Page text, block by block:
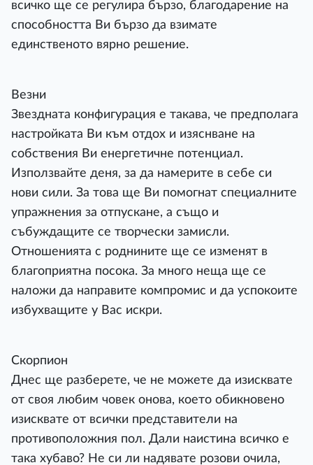
всичко ще се регулира бързо, благодарение на
способността Ви бързо да взимате
единственото вярно решение.
Везни
Звездната конфигурация е такава, че предполага
настройката Ви към отдох и изяснване на
собствения Ви енергетичне потенциал.
Използвайте деня, за да намерите в себе си
нови сили. За това ще Ви помогнат специалните
упражнения за отпускане, а също и
събуждащите се творчески замисли.
Отношенията с роднините ще се изменят в
благоприятна посока. За много неща ще се
наложи да направите компромис и да успокоите
избухващите у Вас искри.
Скорпион
Днес ще разберете, че не можете да изисквате
от своя любим човек онова, което обикновено
изисквате от всички представители на
противоположния пол. Дали наистина всичко е
така хубаво? Не си ли надявате розови очила,